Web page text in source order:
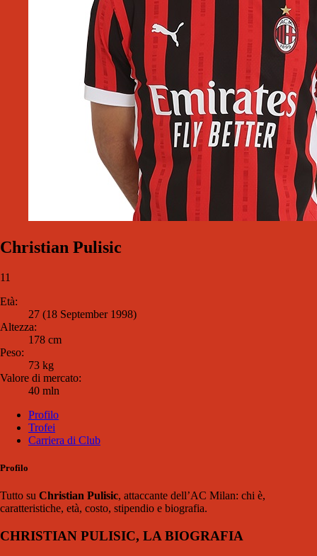
Christian Pulisic
11
Età:
27 (18 September 1998)
Altezza:
178 cm
Peso:
73 kg
Valore di mercato:
40 mln
Profilo
Trofei
Carriera di Club
Profilo
Tutto su Christian Pulisic, attaccante dell’AC Milan: chi è,
caratteristiche, età, costo, stipendio e biografia.
CHRISTIAN PULISIC, LA BIOGRAFIA